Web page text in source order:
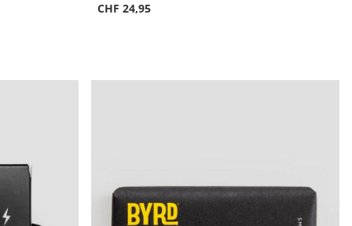
CHF 24,95